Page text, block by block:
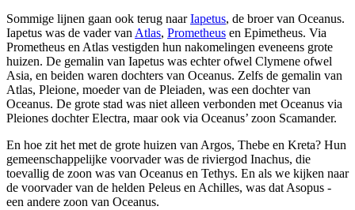
Sommige lijnen gaan ook terug naarIapetus, de broer van Oceanus.
Iapetus was de vader van Atlas, Prometheus en Epimetheus. Via
Prometheus en Atlas vestigden hun nakomelingen eveneens grote
huizen. De gemalin van Iapetus was echter ofwel Clymene ofwel
Asia, en beiden waren dochters van Oceanus. Zelfs de gemalin van
Atlas, Pleione, moeder van de Pleiaden, was een dochter van
Oceanus. De grote stad was niet alleen verbonden met Oceanus via
Pleiones dochter Electra, maar ook via Oceanus’ zoon Scamander.
En hoe zit het met de grote huizen van Argos, Thebe en Kreta? Hun
gemeenschappelijke voorvader was de riviergod Inachus, die
toevallig de zoon was van Oceanus en Tethys. En als we kijken naar
de voorvader van de helden Peleus en Achilles, was dat Asopus -
een andere zoon van Oceanus.